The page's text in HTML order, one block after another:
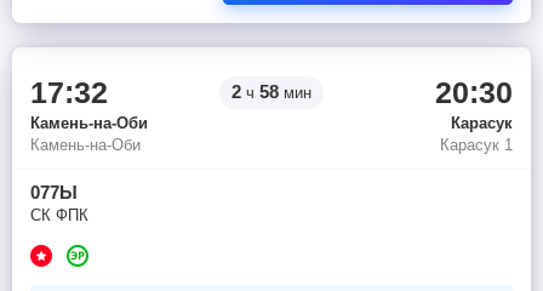
17:32 2 ч 58 мин 20:30
Камень-на-Оби
Карасук
Камень-на-Оби
Карасук 1
077Ы
СК ФПК